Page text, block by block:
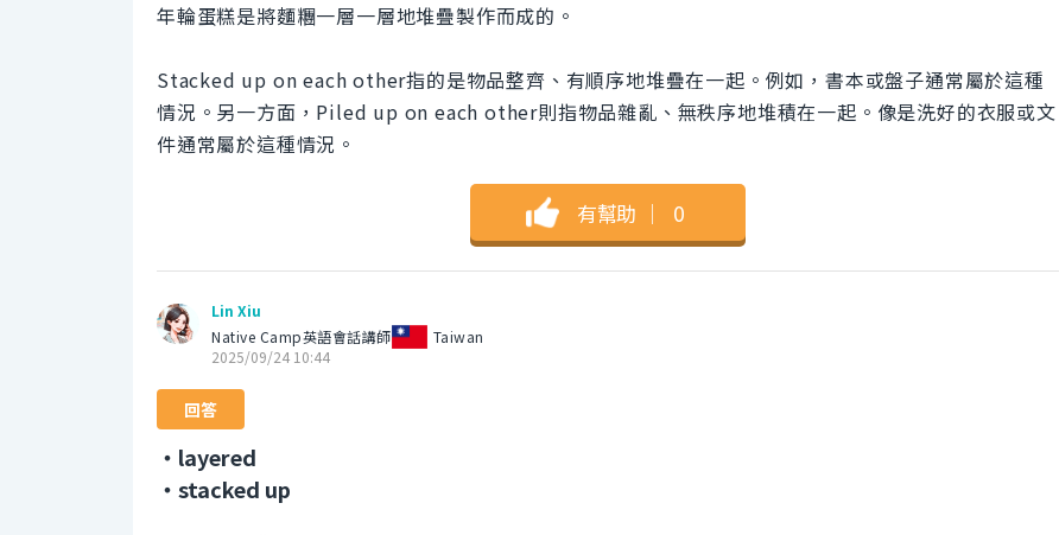
年輪蛋糕是將麵糰一層一層地堆疊製作而成的。
Stacked up on each other指的是物品整齊、有順序地堆疊在一起。例如，書本或盤子通常屬於這種
情況。另一方面，Piled up on each other則指物品雜亂、無秩序地堆積在一起。像是洗好的衣服或文
件通常屬於這種情況。
有幫助 ｜ 0
Lin Xiu
Native Camp英語會話講師
Taiwan
2025/09/24 10:44
回答
・layered
・stacked up